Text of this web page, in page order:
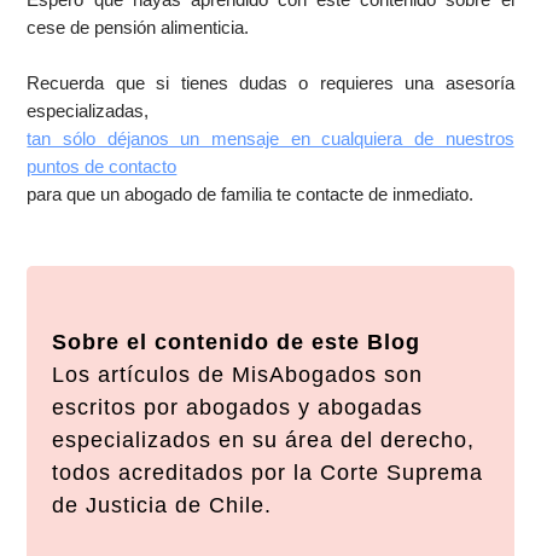
cese de pensión alimenticia.
Recuerda que si tienes dudas o requieres una asesoría
especializadas,
tan sólo déjanos un mensaje en cualquiera de nuestros
puntos de contacto
para que un abogado de familia te contacte de inmediato.
Sobre el contenido de este Blog
Los artículos de MisAbogados son
escritos por abogados y abogadas
especializados en su área del derecho,
todos acreditados por la Corte Suprema
de Justicia de Chile.